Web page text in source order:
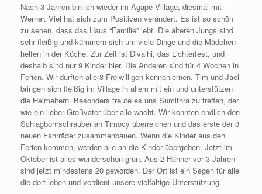
Nach 3 Jahren bin ich wieder im Agape Village, diesmal mit
Werner. Viel hat sich zum Positiven verändert. Es ist so schön
zu sehen, dass das Haus “Familie” lebt. Die älteren Jungs sind
sehr fleißig und kümmern sich um viele Dinge und die Mädchen
helfen in der Küche. Zur Zeit ist Divalhi, das Lichterfest, und
deshalb sind nur 9 Kinder hier. Die Anderen sind für 4 Wochen in
Ferien. Wir durften alle 3 Freiwilligen kennenlernen. Tim und Jael
bringen sich fleißig im Village in allem mit ein und unterstützen
die Heimeltern. Besonders freute es uns Sumithra zu treffen, der
wie ein lieber Großvater über alle wacht. Wir konnten endlich den
Schlagbohrschrauber an Timocy überreichen und das erste der 3
neuen Fahrräder zusammenbauen. Wenn die Kinder aus den
Ferien kommen, werden alle an die Kinder übergeben. Jetzt im
Oktober ist alles wunderschön grün. Aus 2 Hühner vor 3 Jahren
sind jetzt mindestens 20 geworden. Der Ort ist ein Segen für alle
die dort leben und verdient unsere vielfältige Unterstützung.